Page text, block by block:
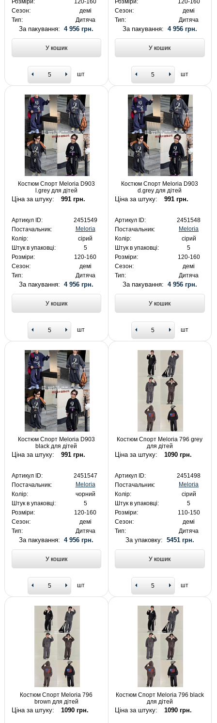
Розміри:
120-160
Сезон:
демі
Тип:
Дитяча
За пакування:4 956 грн.
У кошик
шт
Розміри:
120-160
Сезон:
демі
Тип:
Дитяча
За пакування: 4 956 грн.
У кошик
шт
Костюм Спорт Meloria D903
l.grey для дітей
Ціна за штуку: 991 грн.
Артикул ID:
2451549
Постачальник:
Meloria
Колір:
сірий
Штук в упаковці:
5
Розміри:
120-160
Сезон:
демі
Тип:
Дитяча
За пакування:4 956 грн.
У кошик
шт
Костюм Спорт Meloria D903
d.grey для дітей
Ціна за штуку: 991 грн.
Артикул ID:
2451548
Постачальник:
Meloria
Колір:
сірий
Штук в упаковці:
5
Розміри:
120-160
Сезон:
демі
Тип:
Дитяча
За пакування: 4 956 грн.
У кошик
шт
Костюм Спорт Meloria D903
black для дітей
Ціна за штуку: 991 грн.
Артикул ID:
2451547
Постачальник:
Meloria
Колір:
чорний
Штук в упаковці:
5
Розміри:
120-160
Сезон:
демі
Тип:
Дитяча
За пакування:4 956 грн.
У кошик
шт
Костюм Спорт Meloria 796 grey
для дітей
Ціна за штуку: 1090 грн.
Артикул ID:
2451498
Постачальник:
Meloria
Колір:
сірий
Штук в упаковці:
5
Розміри:
110-150
Сезон:
демі
Тип:
Дитяча
За упаковку: 5451 грн.
У кошик
шт
Костюм Спорт Meloria 796
brown для дітей
Ціна за штуку: 1090 грн.
Костюм Спорт Meloria 796 black
для дітей
Ціна за штуку: 1090 грн.